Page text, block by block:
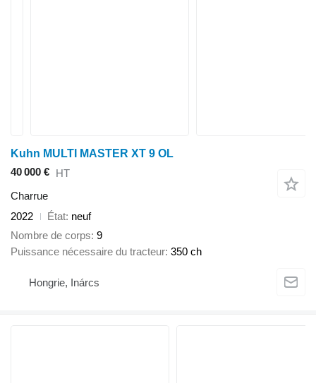
Kuhn MULTI MASTER XT 9 OL
40 000 € HT
Charrue
2022
État neuf
Nombre de corps 9
Puissance nécessaire du tracteur 350 ch
Hongrie, Inárcs